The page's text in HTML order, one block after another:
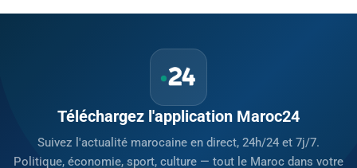
Téléchargez l'application Maroc24
Suivez l'actualité marocaine en direct, 24h/24 et 7j/7.
Politique, économie, sport, culture — tout le Maroc dans votre